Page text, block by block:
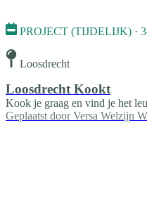
PROJECT (TIJDELIJK)
Loosdrecht
Loosdrecht Kookt
Kook je graag en vind je het
Geplaatst door Versa Welzijn